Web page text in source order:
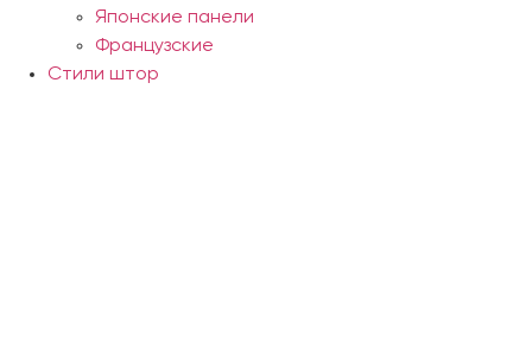
Японские панели
Французские
Стили штор